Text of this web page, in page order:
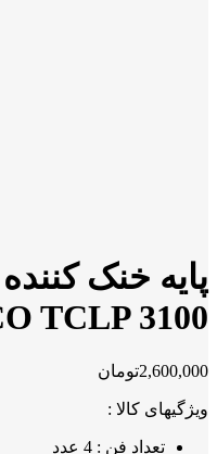
پایه خنک
TCLP 3100
2,600,000تومان
ویژگیهای کالا :
تعداد فن : 4 عدد